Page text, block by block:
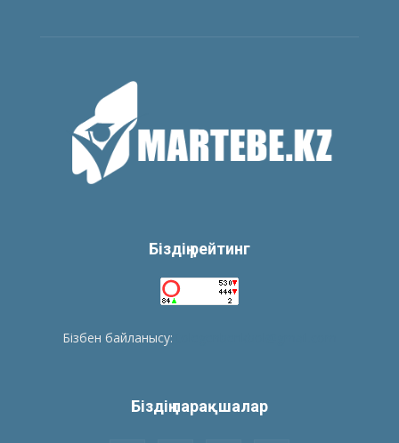
Біздің рейтинг
Бізбен байланысу:
Біздің парақшалар